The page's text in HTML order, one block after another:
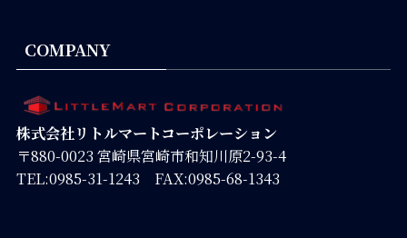
COMPANY
株式会社リトルマートコーポレーション
〒880-0023 宮崎県宮崎市和知川原2-93-4
TEL:0985-31-1243 FAX:0985-68-1343